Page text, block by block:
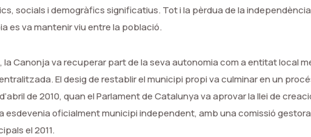
socials i demogràfics significatius. Tot i la pèrdua de la
es va mantenir viu entre la població.
la Canonja va recuperar part de la seva autonomia com a entitat local
El desig de restablir el municipi propi va culminar en un
de 2010, quan el Parlament de Catalunya va aprovar la llei de
esdevenia oficialment municipi independent, amb una comissió
el 2011.